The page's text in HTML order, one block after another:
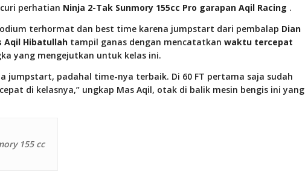
perhatian Ninja 2-Tak Sunmory 155cc Pro garapan Aqil Racing .
terhormat dan best time karena jumpstart dari pembalap Dian
Aqil Hibatullah tampil ganas dengan mencatatkan waktu tercepat
yang mengejutkan untuk kelas ini.
jumpstart, padahal time-nya terbaik. Di 60 FT pertama saja sudah
di kelasnya,” ungkap Mas Aqil, otak di balik mesin bengis ini yang
155 cc